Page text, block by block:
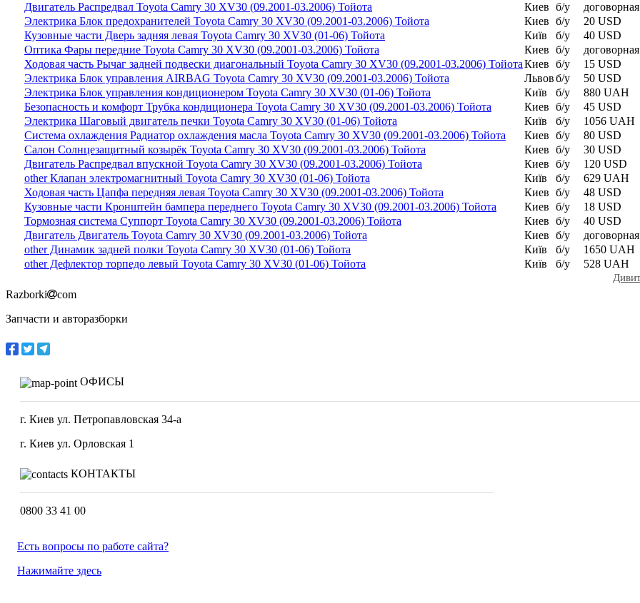
Двигатель Распредвал Toyota Camry 30 XV30 (09.2001-03.2006) Тойота
Киев б/у
договорная
Электрика Блок предохранителей Toyota Camry 30 XV30 (09.2001-03.2006) Тойота
Киев б/у
20 USD
Кузовные части Дверь задняя левая Toyota Camry 30 XV30 (01-06) Тойота
Київ б/у
40 USD
Оптика Фары передние Toyota Camry 30 XV30 (09.2001-03.2006) Тойота
Киев б/у
договорная
Ходовая часть Рычаг задней подвески диагональный Toyota Camry 30 XV30 (09.2001-03.2006) ТойотаКиев б/у
15 USD
Электрика Блок управления AIRBAG Toyota Camry 30 XV30 (09.2001-03.2006) Тойота
Львовб/у
50 USD
Электрика Блок управления кондиционером Toyota Camry 30 XV30 (01-06) Тойота
Київ б/у
880 UAH
Безопасность и комфорт Трубка кондиционера Toyota Camry 30 XV30 (09.2001-03.2006) Тойота
Киев б/у
45 USD
Электрика Шаговый двигатель печки Toyota Camry 30 XV30 (01-06) Тойота
Київ б/у
1056 UAH
Система охлаждения Радиатор охлаждения масла Toyota Camry 30 XV30 (09.2001-03.2006) Тойота
Киев б/у
80 USD
Салон Солнцезащитный козырёк Toyota Camry 30 XV30 (09.2001-03.2006) Тойота
Киев б/у
30 USD
Двигатель Распредвал впускной Toyota Camry 30 XV30 (09.2001-03.2006) Тойота
Киев б/у
120 USD
other Клапан электромагнитный Toyota Camry 30 XV30 (01-06) Тойота
Київ б/у
629 UAH
Ходовая часть Цапфа передняя левая Toyota Camry 30 XV30 (09.2001-03.2006) Тойота
Киев б/у
48 USD
Кузовные части Кронштейн бампера переднего Toyota Camry 30 XV30 (09.2001-03.2006) Тойота
Киев б/у
18 USD
Тормозная система Суппорт Toyota Camry 30 XV30 (09.2001-03.2006) Тойота
Киев б/у
40 USD
Двигатель Двигатель Toyota Camry 30 XV30 (09.2001-03.2006) Тойота
Киев б/у
договорная
other Динамик задней полки Toyota Camry 30 XV30 (01-06) Тойота
Київ б/у
1650 UAH
other Дефлектор торпедо левый Toyota Camry 30 XV30 (01-06) Тойота
Київ б/у 528 UAH
Razborki
com
Запчасти и авторазборки
ОФИСЫ
г. Киев ул. Петропавловская 34-а
г. Киев ул. Орловская 1
КОНТАКТЫ
0800 33 41 00
Есть вопросы по работе сайта?
Нажимайте здесь